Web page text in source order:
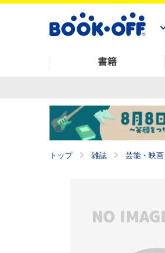
書籍
トップ 雑誌 芸能・映画